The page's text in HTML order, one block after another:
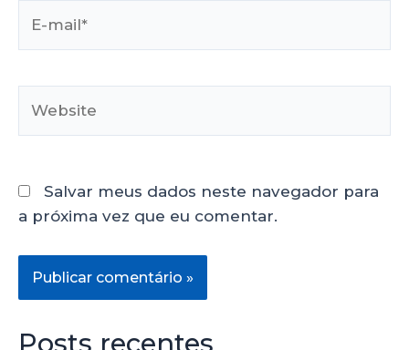
Salvar meus dados neste navegador para
a próxima vez que eu comentar.
Posts recentes